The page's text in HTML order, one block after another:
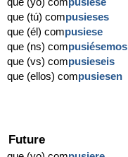
que (tú) compusieses
que (él) compusiese
que (ns) compusiésemos
que (vs) compusieseis
que (ellos) compusiesen
Future